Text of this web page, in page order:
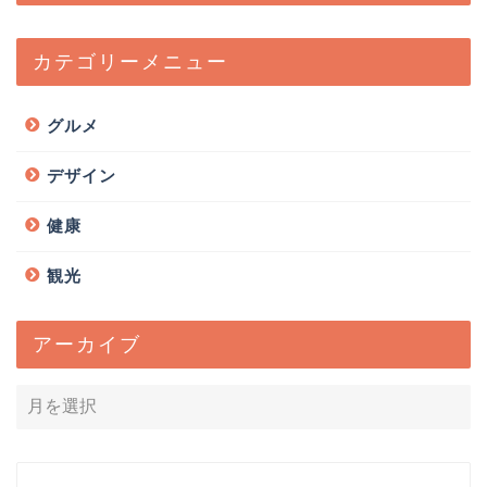
カテゴリーメニュー
グルメ
デザイン
健康
観光
アーカイブ